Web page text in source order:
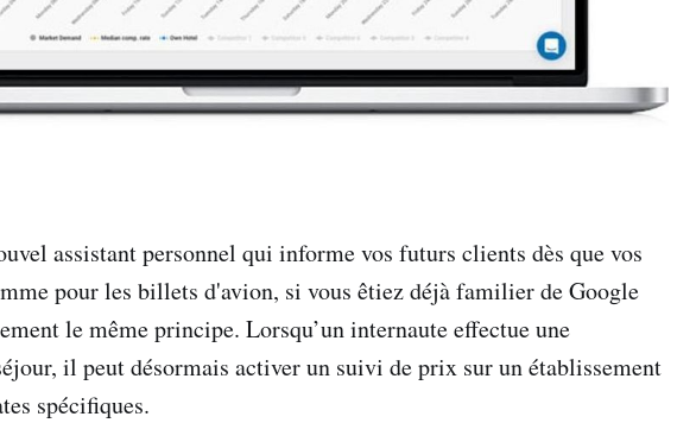
assistant personnel qui informe vos futurs clients dès que vos
pour les billets d'avion, si vous êtiez déjà familier de Google
le même principe. Lorsqu’un internaute effectue une
il peut désormais activer un suivi de prix sur un établissement
spécifiques.